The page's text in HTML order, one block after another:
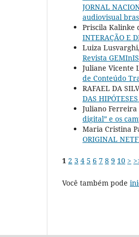
JORNAL
audiovisual
Priscila Kalinke
INTERAÇÃO E
Luiza
Revista
Juliane Vicente
de Conteúdo
RAFAEL DA
DAS
Juliano Ferreira
digital” e os
Maria Cristina
ORIGINAL
1 2 3 4 5 6 7 8 9 10 >
Você também pode